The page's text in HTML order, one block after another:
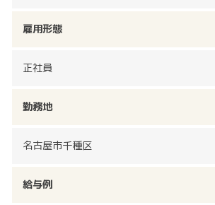
雇用形態
正社員
勤務地
名古屋市千種区
給与例